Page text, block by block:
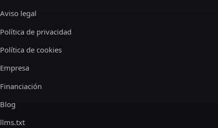
Aviso legal
Política de privacidad
Política de cookies
Empresa
Financiación
Blog
llms.txt